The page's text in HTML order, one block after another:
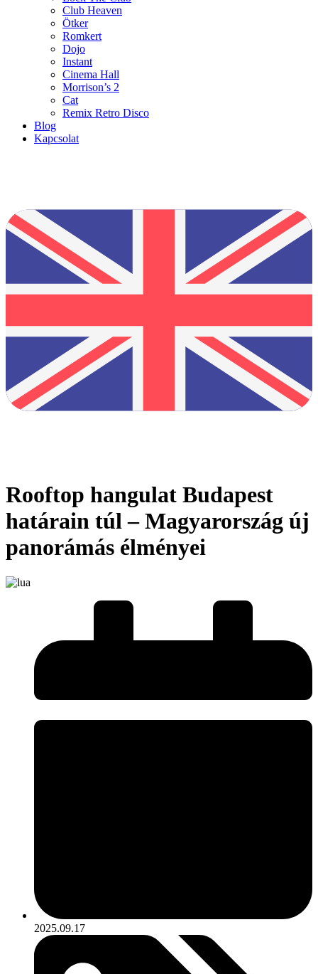
Club Heaven
Ötker
Romkert
Dojo
Instant
Cinema Hall
Morrison’s 2
Cat
Remix Retro Disco
Blog
Kapcsolat
Rooftop hangulat Budapest
határain túl – Magyarország új
panorámás élményei
2025.09.17